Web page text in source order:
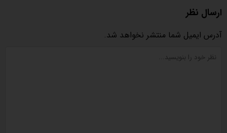
ارسال نظر
آدرس ایمیل شما منتشر نخواهد شد.